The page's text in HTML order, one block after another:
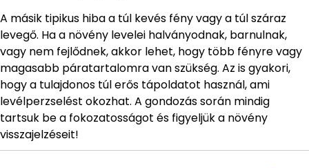
A másik tipikus hiba a túl kevés fény vagy a túl száraz
levegő. Ha a növény levelei halványodnak, barnulnak,
vagy nem fejlődnek, akkor lehet, hogy több fényre vagy
magasabb páratartalomra van szükség. Az is gyakori,
hogy a tulajdonos túl erős tápoldatot használ, ami
levélperzselést okozhat. A gondozás során mindig
tartsuk be a fokozatosságot és figyeljük a növény
visszajelzéseit!